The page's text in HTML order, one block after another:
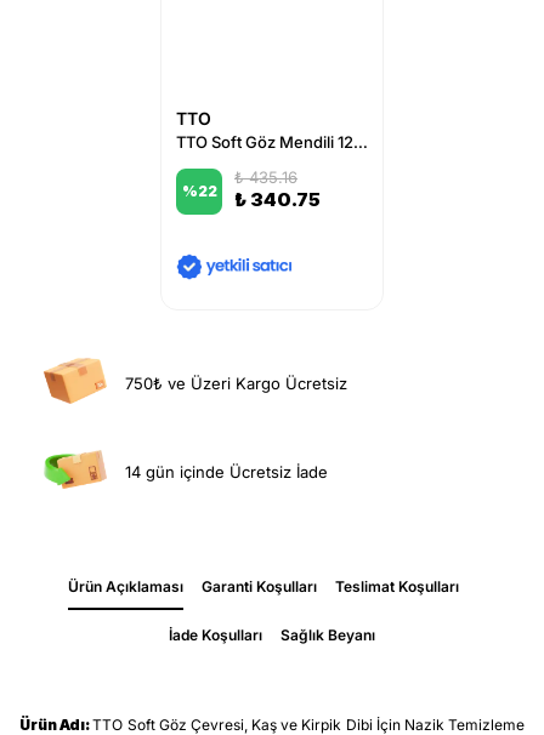
TTO
TTO Soft Göz Mendili 12 Adet
%22
₺ 435.16
₺ 340.75
750₺ ve Üzeri Kargo Ücretsiz
14 gün içinde Ücretsiz İade
Ürün Açıklaması Garanti Koşulları Teslimat Koşulları
İade Koşulları Sağlık Beyanı
Ürün Adı:TTO Soft Göz Çevresi, Kaş ve Kirpik Dibi İçin Nazik Temizleme